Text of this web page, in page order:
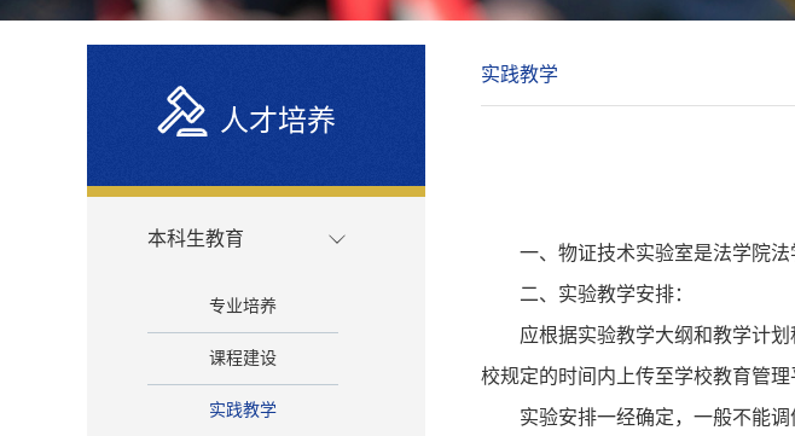
人才培养
本科生教育
专业培养
课程建设
实践教学
实践教学
一、物证技术实验室是法学院
二、实验教学安排：
应根据实验教学大纲和教学计
校规定的时间内上传至学校教育管理
实验安排一经确定，一般不能